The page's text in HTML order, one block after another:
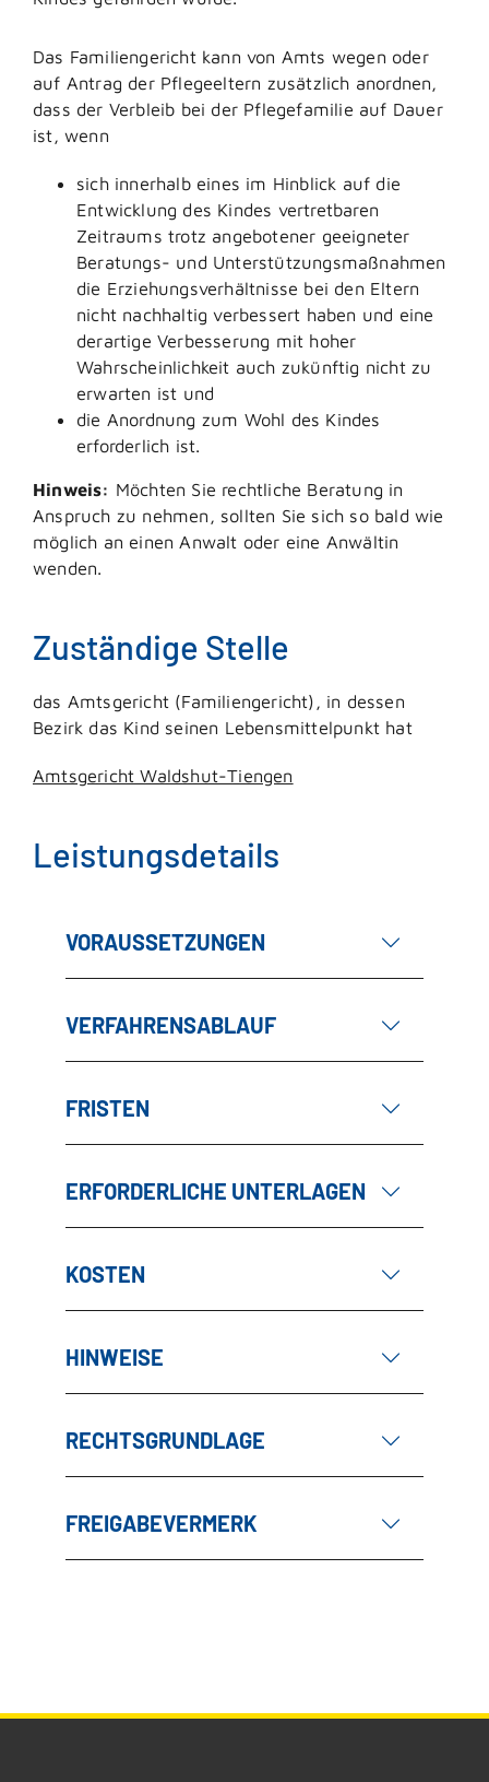
Das Familiengericht kann von Amts wegen oder
auf Antrag der Pflegeeltern zusätzlich anordnen,
dass der Verbleib bei der Pflegefamilie auf Dauer
ist, wenn
sich innerhalb eines im Hinblick auf die
Entwicklung des Kindes vertretbaren
Zeitraums trotz angebotener geeigneter
Beratungs- und Unterstützungsmaßnahmen
die Erziehungsverhältnisse bei den Eltern
nicht nachhaltig verbessert haben und eine
derartige Verbesserung mit hoher
Wahrscheinlichkeit auch zukünftig nicht zu
erwarten ist und
die Anordnung zum Wohl des Kindes
erforderlich ist.
Hinweis: Möchten Sie rechtliche Beratung in
Anspruch zu nehmen, sollten Sie sich so bald wie
möglich an einen Anwalt oder eine Anwältin
wenden.
Zuständige Stelle
das Amtsgericht (Familiengericht), in dessen
Bezirk das Kind seinen Lebensmittelpunkt hat
Amtsgericht Waldshut-Tiengen
Leistungsdetails
VORAUSSETZUNGEN
VERFAHRENSABLAUF
FRISTEN
ERFORDERLICHE UNTERLAGEN
KOSTEN
HINWEISE
RECHTSGRUNDLAGE
FREIGABEVERMERK